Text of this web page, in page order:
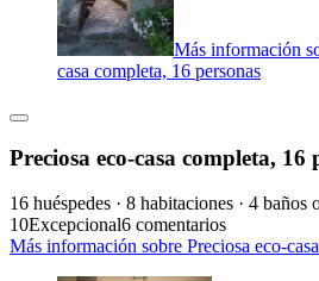
Más información
casa completa, 16 personas
Preciosa eco-casa completa, 16
16 huéspedes · 8 habitaciones · 4 baños
10Excepcional6 comentarios
Más información sobre Preciosa eco-